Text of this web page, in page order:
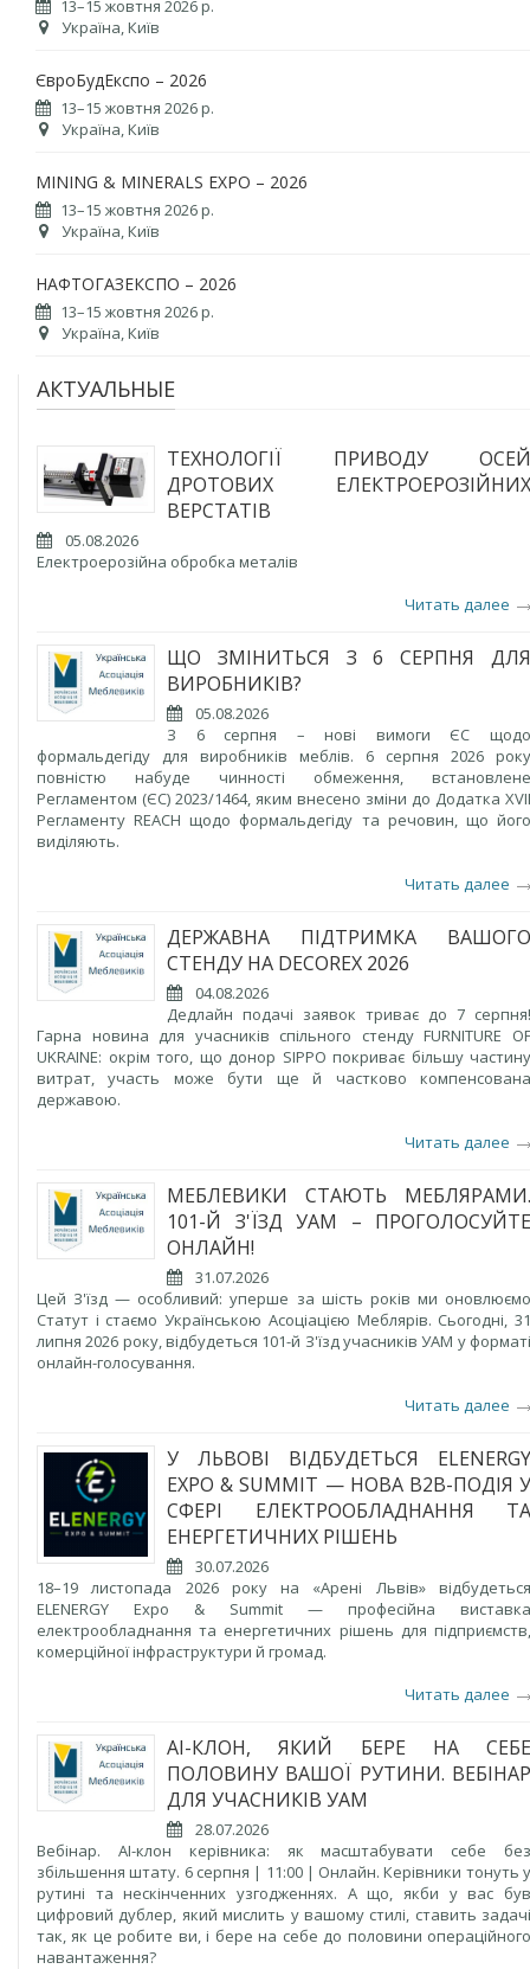
13–15 жовтня 2026 р.
Україна, Київ
ЄвроБудЕкспо – 2026
13–15 жовтня 2026 р.
Україна, Київ
MINING & MINERALS EXPO – 2026
13–15 жовтня 2026 р.
Україна, Київ
НАФТОГАЗЕКСПО – 2026
13–15 жовтня 2026 р.
Україна, Київ
АКТУАЛЬНЫЕ
ТЕХНОЛОГІЇ ПРИВОДУ ОСЕЙ
ДРОТОВИХ ЕЛЕКТРОЕРОЗІЙНИХ
ВЕРСТАТІВ
05.08.2026
Електроерозійна обробка металів
Читать далее
ЩО ЗМІНИТЬСЯ З 6 СЕРПНЯ ДЛЯ
ВИРОБНИКІВ?
05.08.2026
З 6 серпня – нові вимоги ЄС щодо
формальдегіду для виробників меблів. 6 серпня 2026 року
повністю набуде чинності обмеження, встановлене
Регламентом (ЄС) 2023/1464, яким внесено зміни до Додатка XVII
Регламенту REACH щодо формальдегіду та речовин, що його
виділяють.
Читать далее
ДЕРЖАВНА ПІДТРИМКА ВАШОГО
СТЕНДУ НА DECOREX 2026
04.08.2026
Дедлайн подачі заявок триває до 7 серпня!
Гарна новина для учасників спільного стенду FURNITURE OF
UKRAINE: окрім того, що донор SIPPO покриває більшу частину
витрат, участь може бути ще й частково компенсована
державою.
Читать далее
МЕБЛЕВИКИ СТАЮТЬ МЕБЛЯРАМИ.
101-Й З'ЇЗД УАМ – ПРОГОЛОСУЙТЕ
ОНЛАЙН!
31.07.2026
Цей З'їзд — особливий: уперше за шість років ми оновлюємо
Статут і стаємо Українською Асоціацією Меблярів. Сьогодні, 31
липня 2026 року, відбудеться 101-й З'їзд учасників УАМ у форматі
онлайн-голосування.
Читать далее
У ЛЬВОВІ ВІДБУДЕТЬСЯ ELENERGY
EXPO & SUMMIT — НОВА B2B-ПОДІЯ У
СФЕРІ ЕЛЕКТРООБЛАДНАННЯ ТА
ЕНЕРГЕТИЧНИХ РІШЕНЬ
30.07.2026
18–19 листопада 2026 року на «Арені Львів» відбудеться
ELENERGY Expo & Summit — професійна виставка
електрообладнання та енергетичних рішень для підприємств,
комерційної інфраструктури й громад.
Читать далее
AI-КЛОН, ЯКИЙ БЕРЕ НА СЕБЕ
ПОЛОВИНУ ВАШОЇ РУТИНИ. ВЕБІНАР
ДЛЯ УЧАСНИКІВ УАМ
28.07.2026
Вебінар. AI-клон керівника: як масштабувати себе без
збільшення штату. 6 серпня | 11:00 | Онлайн. Керівники тонуть у
рутині та нескінченних узгодженнях. А що, якби у вас був
цифровий дублер, який мислить у вашому стилі, ставить задачі
так, як це робите ви, і бере на себе до половини операційного
навантаження?